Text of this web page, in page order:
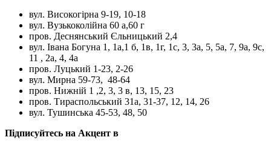
вул. Високогірна 9-19, 10-18
вул. Вузькоколійна 60 а,60 г
пров. Деснянський Єльницький 2,4
вул. Івана Богуна 1, 1а,1 б, 1в, 1г, 1с, 3, 3а, 5, 5а, 7, 9а, 9с,
11 , 2а, 4, 4а
пров. Луцький 1-23, 2-26
вул. Мирна 59-73, 48-64
пров. Нижній 1 ,2, 3, 3 в, 13, 15, 23
пров. Тираспольський 31а, 31-37, 12, 14, 26
вул. Тушинська 45-53, 48, 50
Підписуйтесь на Акцент в